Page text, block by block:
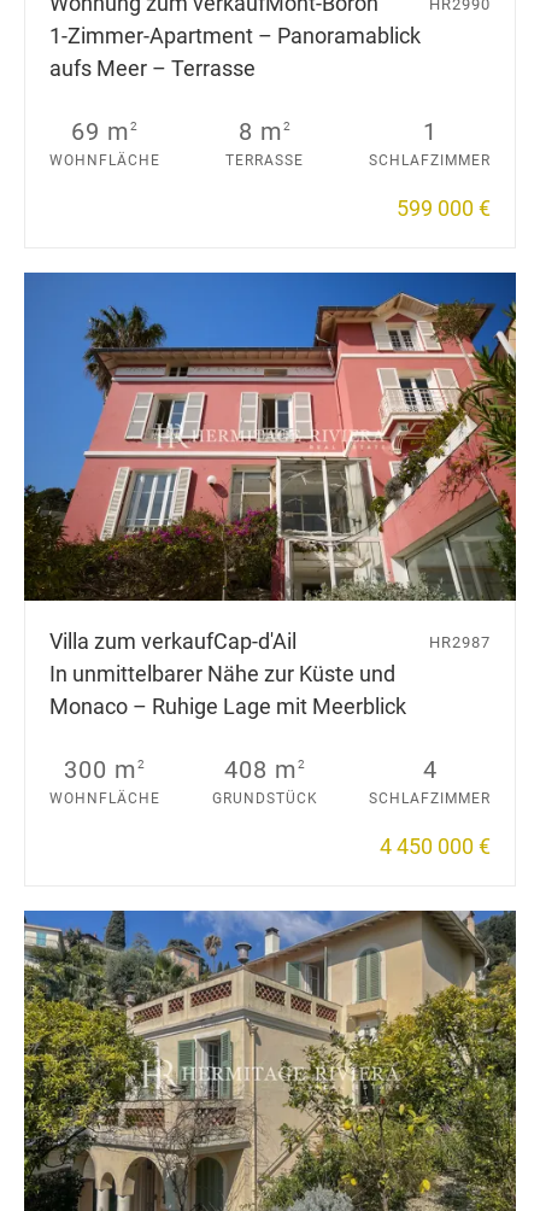
1-Zimmer-Apartment – Panoramablick
aufs Meer – Terrasse
HR2990
69 m2
WOHNFLÄCHE
8 m2
TERRASSE
1
SCHLAFZIMMER
599 000 €
Villa zum verkaufCap-d'Ail
In unmittelbarer Nähe zur Küste und
Monaco – Ruhige Lage mit Meerblick
HR2987
300 m2
WOHNFLÄCHE
408 m2
GRUNDSTÜCK
4
SCHLAFZIMMER
4 450 000 €